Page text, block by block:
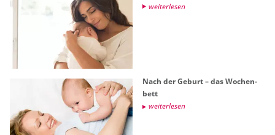
wei­ter­le­sen
Nach der Ge­burt – das Wo­chen­
bett
wei­ter­le­sen